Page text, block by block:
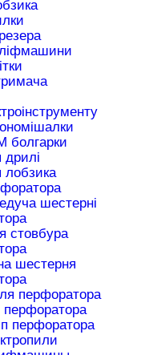
болгарки
лобзика
шестерні
стовбура
шестерня
перфоратора
перфоратора